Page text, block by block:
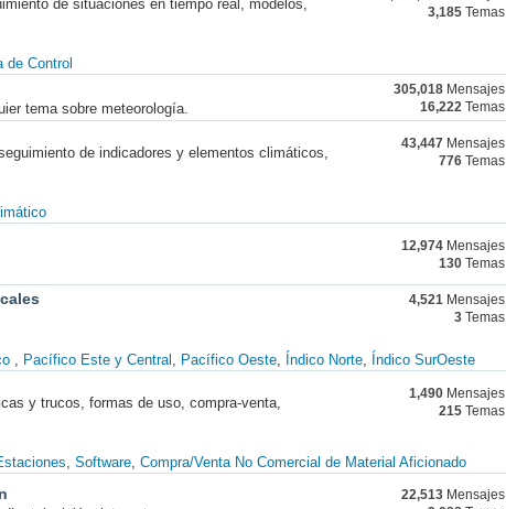
de situaciones en tiempo real, modelos,
3,185 Temas
de Control
tema sobre meteorología.
305,018 Mensajes
16,222 Temas
de indicadores y elementos climáticos,
43,447 Mensajes
776 Temas
12,974 Mensajes
130 Temas
4,521 Mensajes
3 Temas
Pacífico Este y Central Pacífico Oeste Índico Norte Índico SurOeste
y trucos, formas de uso, compra-venta,
1,490 Mensajes
215 Temas
Software Compra/Venta No Comercial de Material Aficionado
22,513 Mensajes